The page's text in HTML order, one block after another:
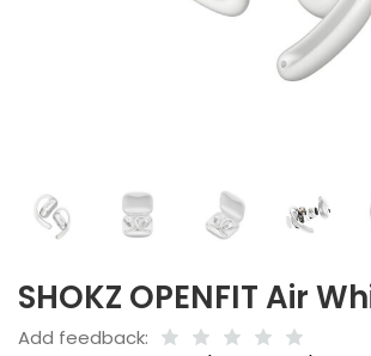
SHOKZ OPENFIT Air
Add feedback: